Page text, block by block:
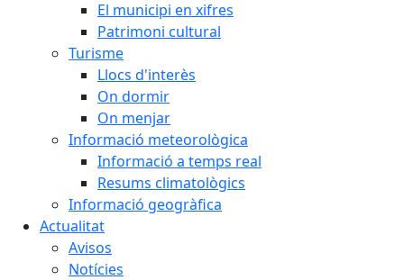
El municipi en xifres
Patrimoni cultural
Turisme
Llocs d'interès
On dormir
On menjar
Informació meteorològica
Informació a temps real
Resums climatològics
Informació geogràfica
Actualitat
Avisos
Notícies